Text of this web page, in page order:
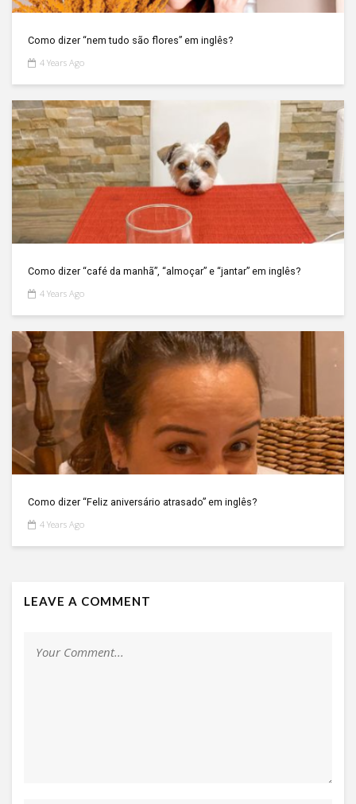
Como dizer “nem tudo são flores” em inglês?
4 Years Ago
Como dizer “café da manhã”, “almoçar” e “jantar” em inglês?
4 Years Ago
Como dizer “Feliz aniversário atrasado” em inglês?
4 Years Ago
LEAVE A COMMENT